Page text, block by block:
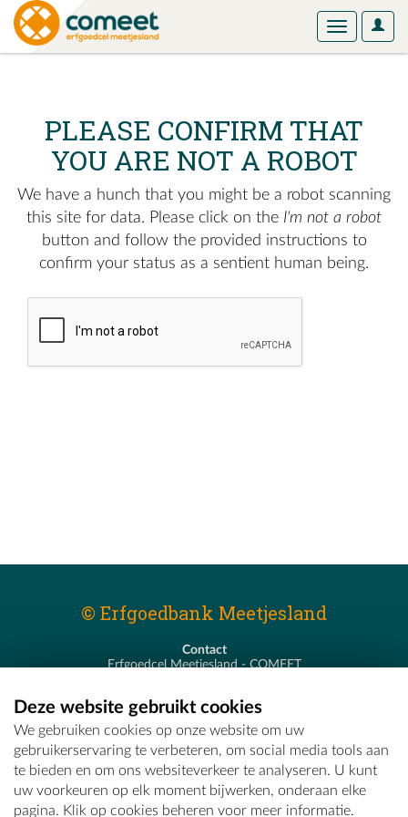
User
Toggle
PLEASE CONFIRM THAT
YOU ARE NOT A ROBOT
We have a hunch that you might be a robot scanning
this site for data. Please click on the I'm not a robot
button and follow the provided instructions to
confirm your status as a sentient human being.
© Erfgoedbank Meetjesland
Contact
Erfgoedcel Meetjesland - COMEET
T - 09 373 75 96
E -erfgoedcel@comeet.be
Deze website gebruikt cookies
We gebruiken cookies op onze website om uw
gebruikerservaring te verbeteren, om social media tools aan
te bieden en om ons websiteverkeer te analyseren. U kunt
uw voorkeuren op elk moment bijwerken, onderaan elke
pagina. Klik op cookies beheren voor meer informatie.